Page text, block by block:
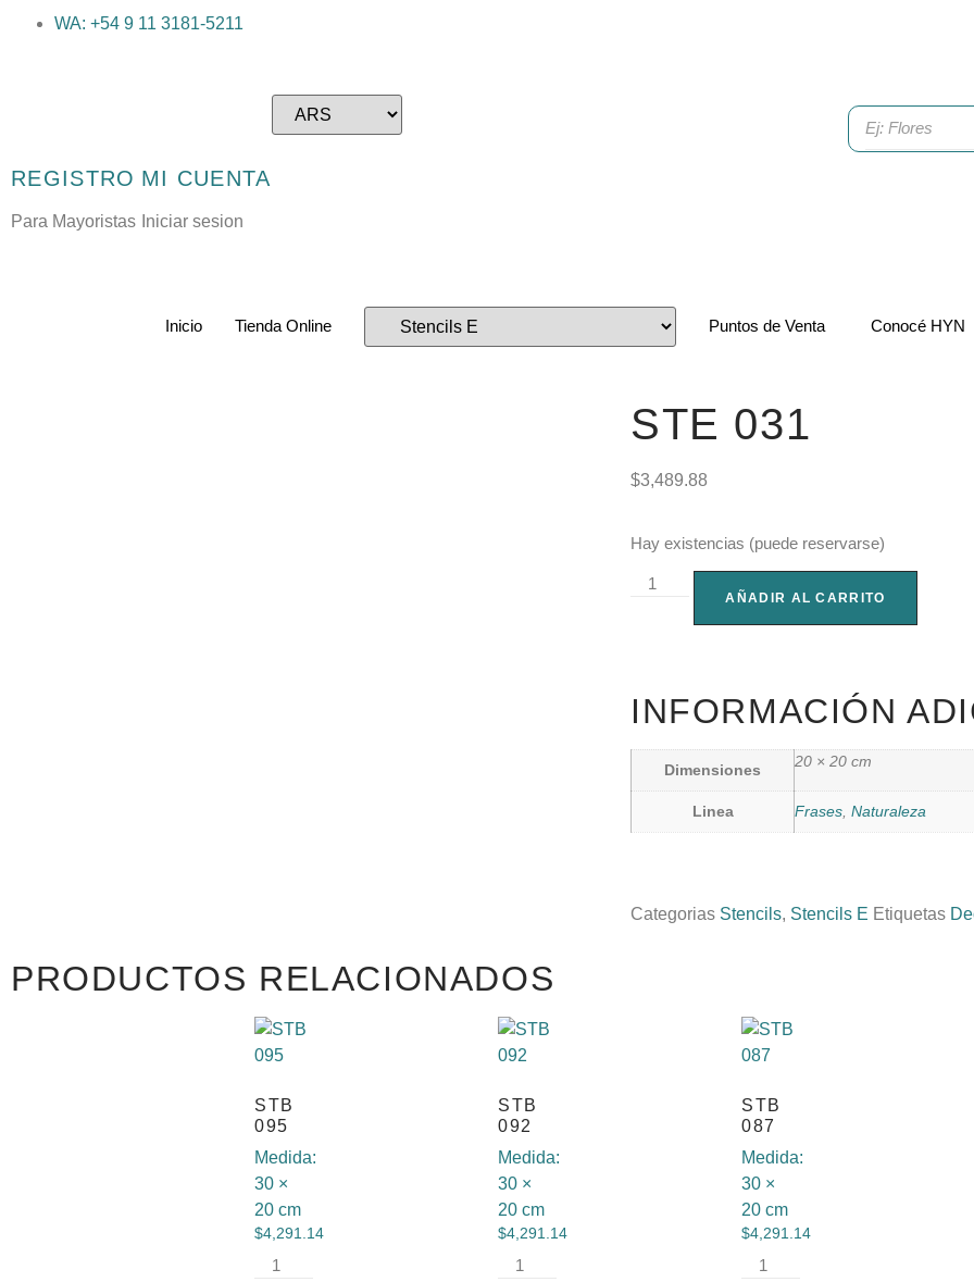
WA: +54 9 11 3181-5211
REGISTRO
Para Mayoristas
MI CUENTA
Iniciar sesion
Inicio Tienda Online Puntos de Venta Conocé HYN
STE 031
$3,489.88
Hay existencias (puede reservarse)
AÑADIR AL CARRITO
INFORMACIÓN
Dimensiones 20 × 20 cm
Linea Frases Naturaleza
Categorias Stencils, Stencils E Etiquetas
PRODUCTOS RELACIONADOS
STB
095
Medida:
30 ×
20 cm
$4,291.14
STB
092
Medida:
30 ×
20 cm
$4,291.14
STB
087
Medida:
30 ×
20 cm
$4,291.14